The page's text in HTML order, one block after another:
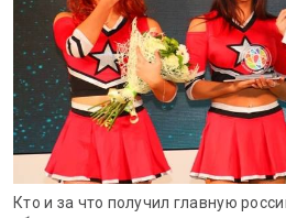
Кто и за что получил главную